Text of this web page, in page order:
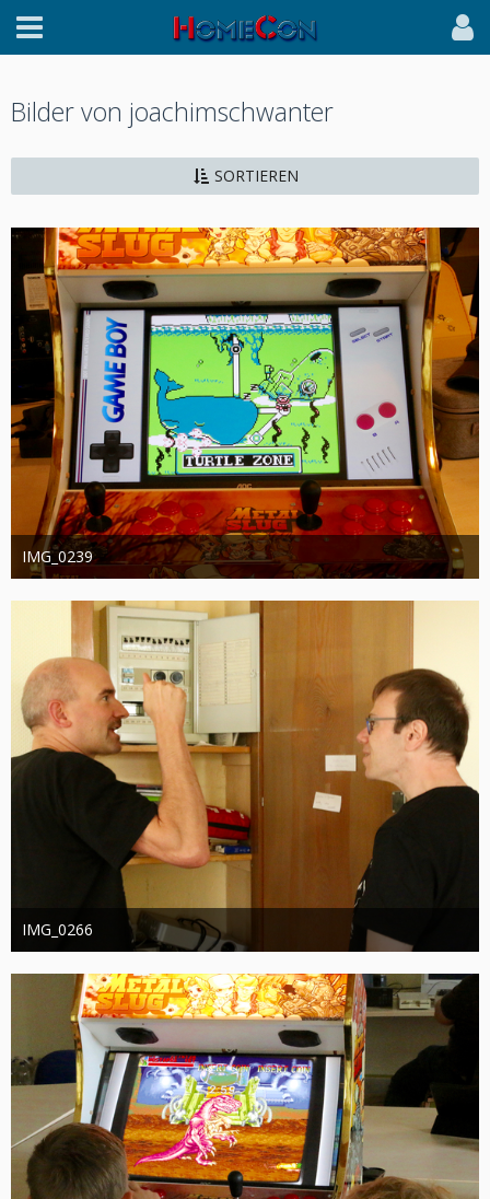
Bilder von joachimschwanter
SORTIEREN
IMG_0239
joachimschwanter
9. Oktober 2023
349
0 0
IMG_0266
joachimschwanter
9. Oktober 2023
375
0 0